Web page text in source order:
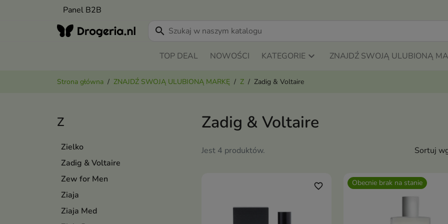
Panel B2B
search
TOP DEAL NOWOŚCI KATEGORIE ZNAJDŹ SWOJĄ ULUBIONĄ
Strona główna ZNAJDŹ SWOJĄ ULUBIONĄ MARKĘ Z Zadig & Voltaire
Z
Zielko
Zadig & Voltaire
Zew for Men
Ziaja
Ziaja Med
Zadig & Voltaire
Jest 4 produktów. Sortuj
favorite_border Obecnie brak na stanie